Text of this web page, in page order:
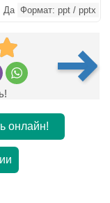
Да Формат: ppt / pptx
онлайн!